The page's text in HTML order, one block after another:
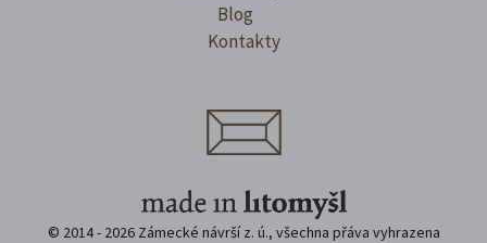
Blog
Kontakty
© 2014 - 2026 Zámecké návrší z. ú., všechna přáva vyhrazena